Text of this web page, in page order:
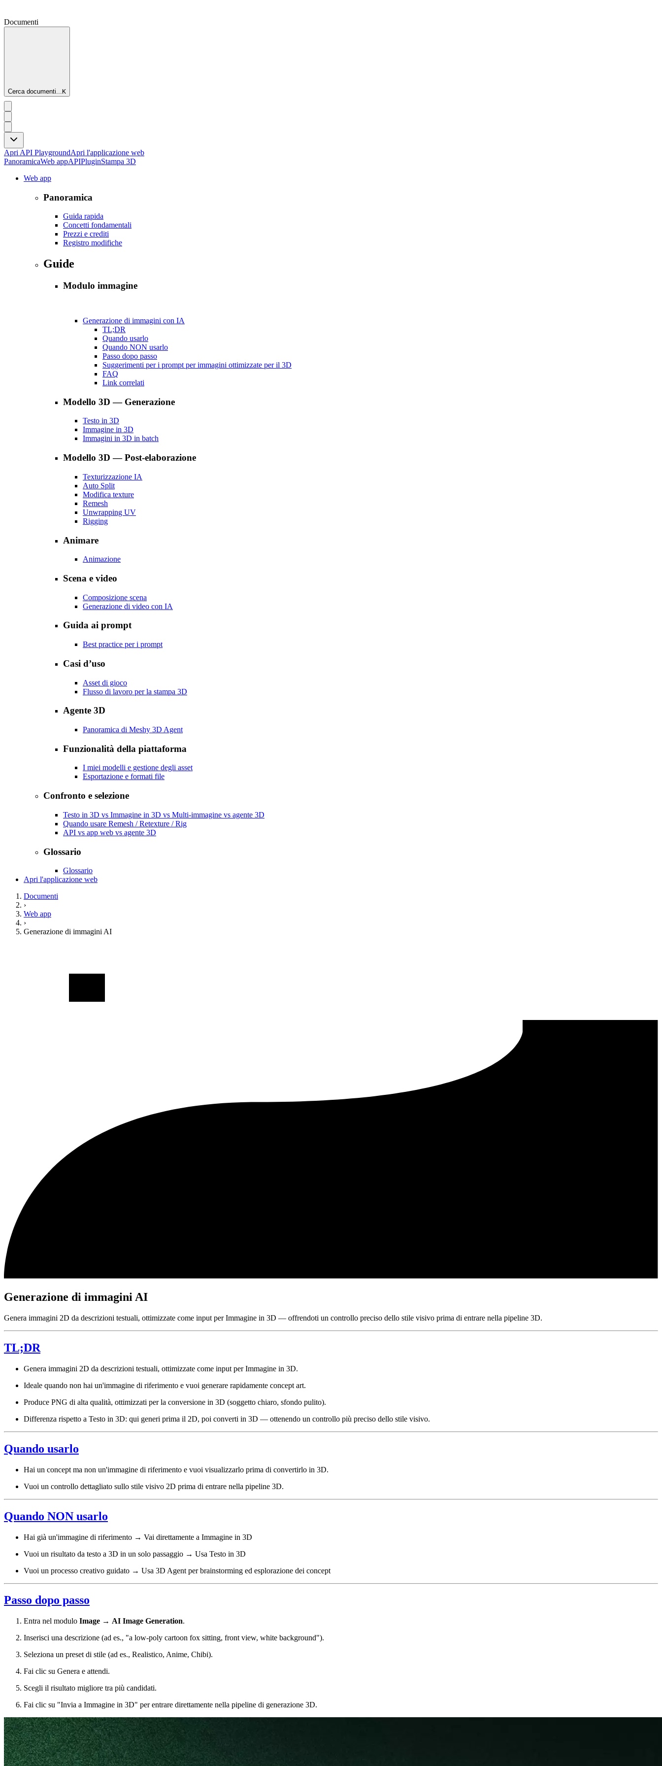
Documenti
Cerca documenti...K
Apri API PlaygroundApri l'applicazione web
PanoramicaWeb appAPIPluginStampa 3D
Web app
Panoramica
Guida rapida
Concetti fondamentali
Prezzi e crediti
Registro modifiche
Guide
Modulo immagine
Generazione di immagini con IA
TL;DR
Quando usarlo
Quando NON usarlo
Passo dopo passo
Suggerimenti per i prompt per immagini ottimizzate per il 3D
FAQ
Link correlati
Modello 3D — Generazione
Testo in 3D
Immagine in 3D
Immagini in 3D in batch
Modello 3D — Post-elaborazione
Texturizzazione IA
Auto Split
Modifica texture
Remesh
Unwrapping UV
Rigging
Animare
Animazione
Scena e video
Composizione scena
Generazione di video con IA
Guida ai prompt
Best practice per i prompt
Casi d’uso
Asset di gioco
Flusso di lavoro per la stampa 3D
Agente 3D
Panoramica di Meshy 3D Agent
Funzionalità della piattaforma
I miei modelli e gestione degli asset
Esportazione e formati file
Confronto e selezione
Testo in 3D vs Immagine in 3D vs Multi-immagine vs agente 3D
Quando usare Remesh / Retexture / Rig
API vs app web vs agente 3D
Glossario
Glossario
Apri l'applicazione web
Documenti
›
Web app
›
Generazione di immagini AI
Generazione di immagini AI
Genera immagini 2D da descrizioni testuali, ottimizzate come input per Immagine in 3D — offrendoti un controllo preciso dello stile visivo prima di entrare nella pipeline 3D.
TL;DR
Genera immagini 2D da descrizioni testuali, ottimizzate come input per Immagine in 3D.
Ideale quando non hai un'immagine di riferimento e vuoi generare rapidamente concept art.
Produce PNG di alta qualità, ottimizzati per la conversione in 3D (soggetto chiaro, sfondo pulito).
Differenza rispetto a Testo in 3D: qui generi prima il 2D, poi converti in 3D — ottenendo un controllo più preciso dello stile visivo.
Quando usarlo
Hai un concept ma non un'immagine di riferimento e vuoi visualizzarlo prima di convertirlo in 3D.
Vuoi un controllo dettagliato sullo stile visivo 2D prima di entrare nella pipeline 3D.
Quando NON usarlo
Hai già un'immagine di riferimento → Vai direttamente a Immagine in 3D
Vuoi un risultato da testo a 3D in un solo passaggio → Usa Testo in 3D
Vuoi un processo creativo guidato → Usa 3D Agent per brainstorming ed esplorazione dei concept
Passo dopo passo
Entra nel modulo Image → AI Image Generation.
Inserisci una descrizione (ad es., "a low-poly cartoon fox sitting, front view, white background").
Seleziona un preset di stile (ad es., Realistico, Anime, Chibi).
Fai clic su Genera e attendi.
Scegli il risultato migliore tra più candidati.
Fai clic su "Invia a Immagine in 3D" per entrare direttamente nella pipeline di generazione 3D.